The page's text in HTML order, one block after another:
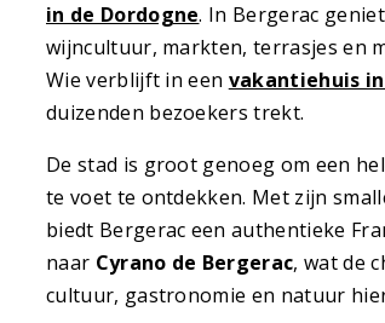
in de Dordogne. In Bergerac
wijncultuur, markten, terrasjes en
Wie verblijft in een vakantiehuis
duizenden bezoekers trekt.
De stad is groot genoeg om een
te voet te ontdekken. Met zijn
biedt Bergerac een authentieke
naar Cyrano de Bergerac, wat de
cultuur, gastronomie en natuur